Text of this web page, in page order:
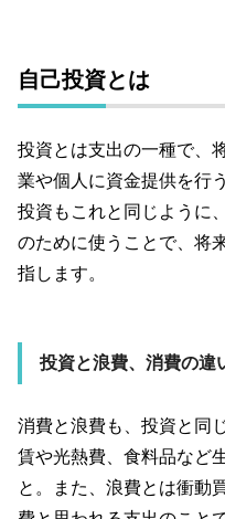
自己投資とは
投資とは支出の一種で、
業や個人に資金提供を行
投資もこれと同じように
のために使うことで、将
指します。
投資と浪費、消費の違
消費と浪費も、投資と同
賃や光熱費、食料品など
と。また、浪費とは衝動